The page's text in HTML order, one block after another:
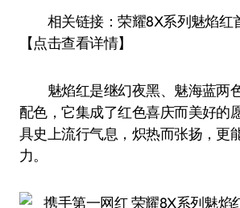
相关链接：荣耀8X系列魅焰红
【点击查看详情】
魅焰红是继幻夜黑、魅海蓝两
配色，它集成了红色喜庆而美好的
具史上流行气息，炽热而张扬，更
力。